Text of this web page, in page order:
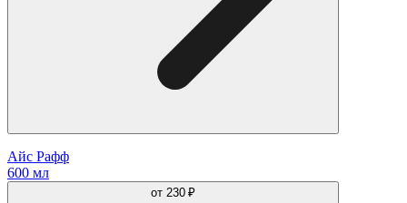
Айс Рафф
600 мл
от 230 ₽